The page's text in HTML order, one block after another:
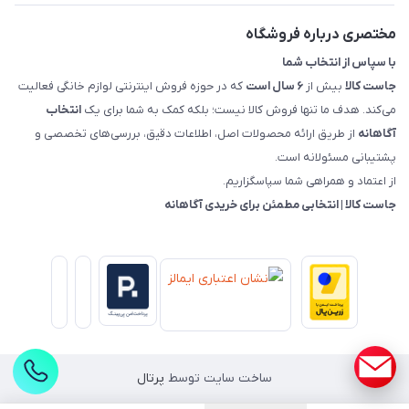
مختصری درباره فروشگاه
با سپاس از انتخاب شما
جاست کالا بیش از ۶ سال است
که در حوزه فروش اینترنتی لوازم خانگی فعالیت
می‌کند. هدف ما تنها فروش کالا نیست؛ بلکه کمک به شما برای یک انتخاب
آگاهانه از طریق ارائه محصولات اصل، اطلاعات دقیق، بررسی‌های تخصصی و
پشتیبانی مسئولانه است.
از اعتماد و همراهی شما سپاسگزاریم.
جاست کالا | انتخابی مطمئن برای خریدی آگاهانه
ساخت سایت توسط پرتال